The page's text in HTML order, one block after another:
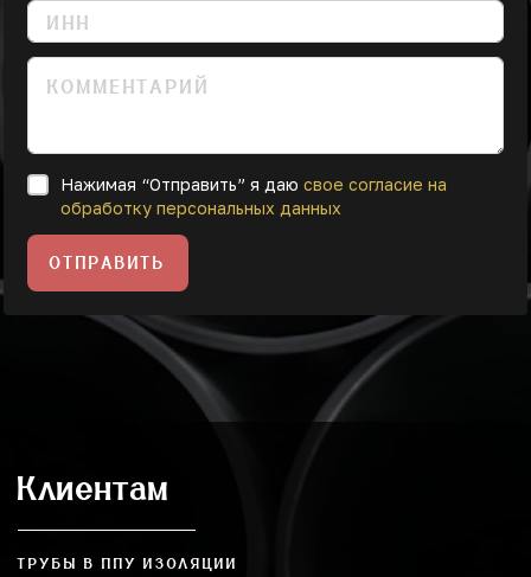
Нажимая “Отправить” я даю свое согласие на
обработку персональных данных
ОТПРАВИТЬ
Клиентам
ТРУБЫ В ППУ ИЗОЛЯЦИИ